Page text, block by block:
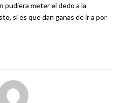
pudiera meter el dedo a la
si es que dan ganas de ir a por